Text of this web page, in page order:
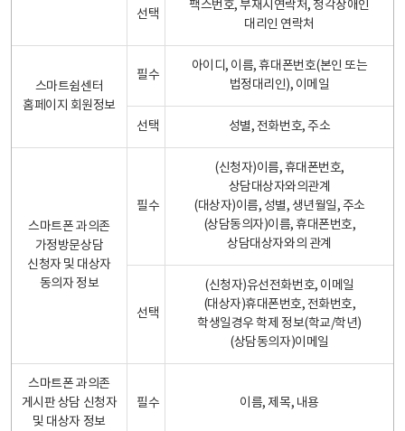
선택
팩스번호, 부재시연락처, 청각장애인
대리인 연락처
스마트쉼센터
홈페이지 회원정보
필수
아이디, 이름, 휴대폰번호(본인 또는
법정대리인), 이메일
선택 성별, 전화번호, 주소
스마트폰 과의존
가정방문상담
신청자 및 대상자
동의자 정보
필수
(신청자)이름, 휴대폰번호,
상담대상자와의관계
(대상자)이름, 성별, 생년월일, 주소
(상담동의자)이름, 휴대폰번호,
상담대상자와의 관계
선택
(신청자)유선전화번호, 이메일
(대상자)휴대폰번호, 전화번호,
학생일경우 학제 정보(학교/학년)
(상담동의자)이메일
스마트폰 과의존
게시판 상담 신청자
및 대상자 정보
필수 이름, 제목, 내용